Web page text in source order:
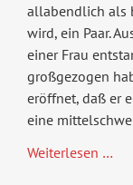
allabendlich als
wird, ein Paar.
einer Frau
großgezogen
eröffnet, daß er
eine
Weiterlesen …Ein